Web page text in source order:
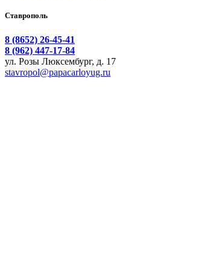
Ставрополь
8 (8652) 26-45-41
8 (962) 447-17-84
ул. Розы Люксембург, д. 17
stavropol@papacarloyug.ru